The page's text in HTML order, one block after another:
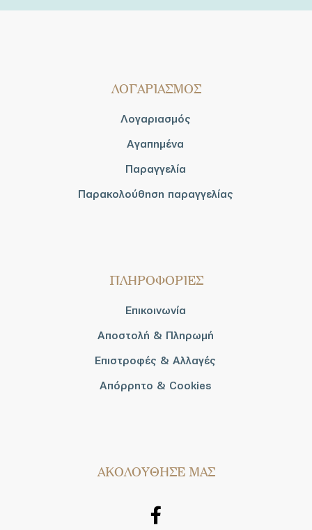
ΛΟΓΑΡΙΑΣΜΟΣ
Λογαριασμός
Αγαπημένα
Παραγγελία
Παρακολούθηση παραγγελίας
ΠΛΗΡΟΦΟΡΙΕΣ
Επικοινωνία
Αποστολή & Πληρωμή
Επιστροφές & Αλλαγές
Απόρρητο & Cookies
AΚΟΛΟΥΘΗΣΕ ΜΑΣ